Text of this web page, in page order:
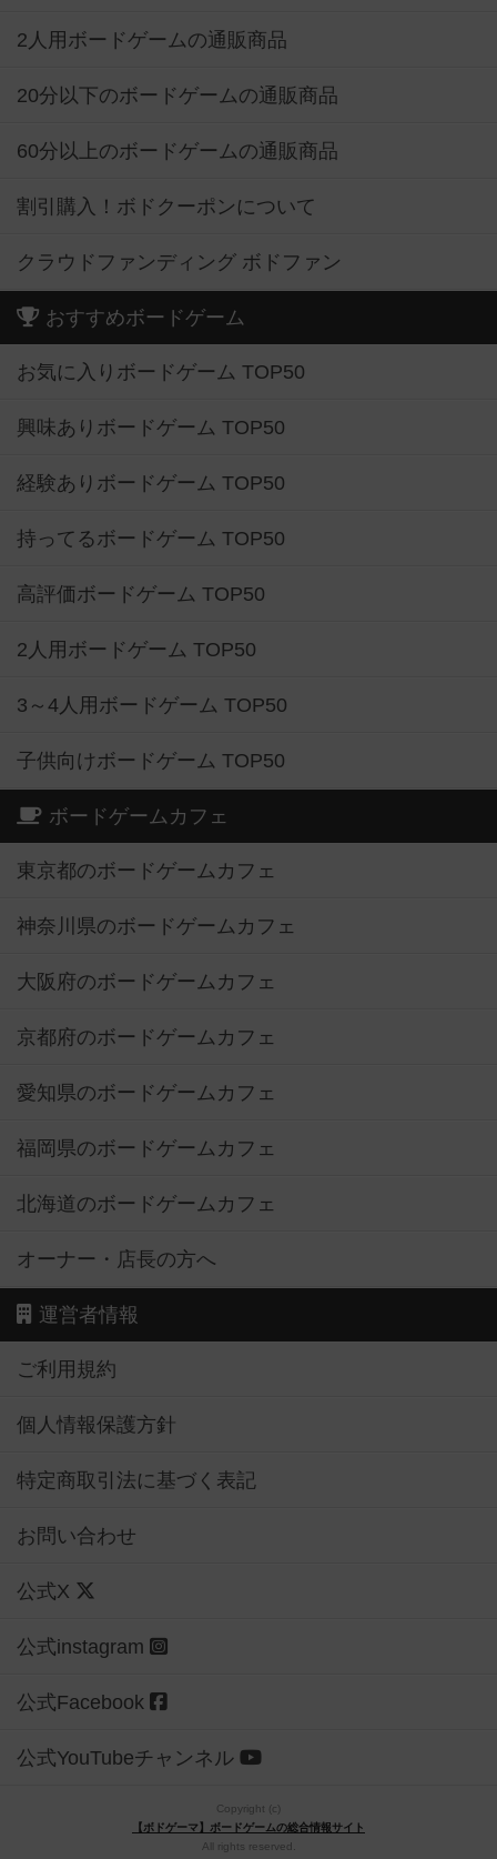
2人用ボードゲームの通販商品
20分以下のボードゲームの通販商品
60分以上のボードゲームの通販商品
割引購入！ボドクーポンについて
クラウドファンディング ボドファン
おすすめボードゲーム
お気に入りボードゲーム TOP50
興味ありボードゲーム TOP50
経験ありボードゲーム TOP50
持ってるボードゲーム TOP50
高評価ボードゲーム TOP50
2人用ボードゲーム TOP50
3～4人用ボードゲーム TOP50
子供向けボードゲーム TOP50
ボードゲームカフェ
東京都のボードゲームカフェ
神奈川県のボードゲームカフェ
大阪府のボードゲームカフェ
京都府のボードゲームカフェ
愛知県のボードゲームカフェ
福岡県のボードゲームカフェ
北海道のボードゲームカフェ
オーナー・店長の方へ
運営者情報
ご利用規約
個人情報保護方針
特定商取引法に基づく表記
お問い合わせ
公式X
公式instagram
公式Facebook
公式YouTubeチャンネル
Copyright (c)
【ボドゲーマ】ボードゲームの総合情報サイト
All rights reserved.